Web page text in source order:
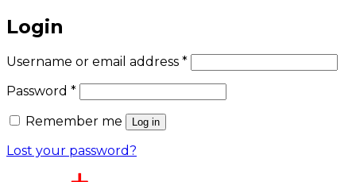
Login
Username or email address *
Password *
Remember me
Log in
Lost your password?